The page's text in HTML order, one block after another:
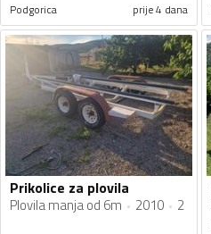
Podgorica prije 4 dana
Prikolice za plovila
Plovila manja od 6m 2010 2